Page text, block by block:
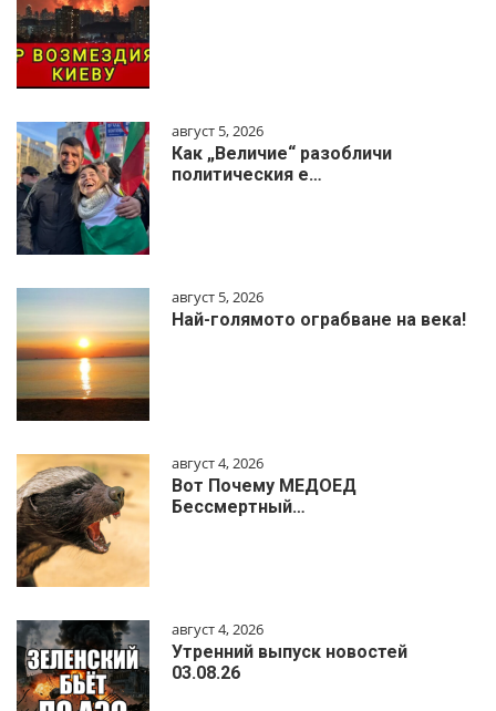
август 5, 2026
Как „Величие“ разобличи
политическия е…
август 5, 2026
Най-голямото ограбване на века!
август 4, 2026
Вот Почему МЕДОЕД
Бессмертный…
август 4, 2026
Утренний выпуск новостей
03.08.26